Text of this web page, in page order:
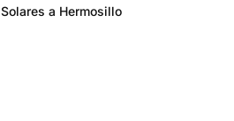
Solares a Hermosillo